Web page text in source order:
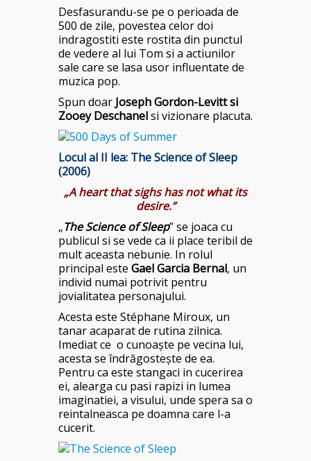
Desfasurandu-se pe o perioada de
500 de zile, povestea celor doi
indragostiti este rostita din punctul
de vedere al lui Tom si a actiunilor
sale care se lasa usor influentate de
muzica pop.
Spun doar Joseph Gordon-Levitt si
Zooey Deschanelsi vizionare placuta.
Locul al II lea: The Science of Sleep
(2006)
„A heart that sighs has not what its
desire.”
„The Science of Sleep” se joaca cu
publicul si se vede ca ii place teribil de
mult aceasta nebunie. In rolul
principal este Gael Garcia Bernal, un
individ numai potrivit pentru
jovialitatea personajului.
Acesta este Stéphane Miroux, un
tanar acaparat de rutina zilnica.
Imediat ce o cunoaște pe vecina lui,
acesta se îndrăgostește de ea.
Pentru ca este stangaci in cucerirea
ei, alearga cu pasi rapizi in lumea
imaginatiei, a visului, unde spera sa o
reintalneasca pe doamna care l-a
cucerit.